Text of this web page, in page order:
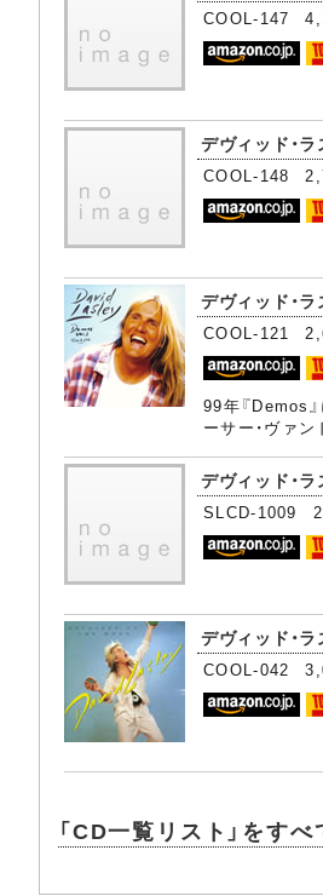
COOL-147
デヴィッド・
COOL-148
デヴィッド・
COOL-121
99年『Demos
ーサー・ヴァ
デヴィッド・ラ
SLCD-1009
デヴィッド・ラ
COOL-042
「CD一覧リスト」をす